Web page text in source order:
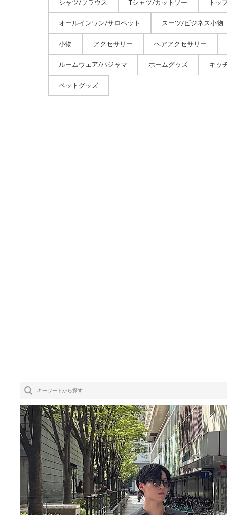
シャツ/ブラウス Tシャツ/カットソー トッ
オールインワン/サロペット スーツ/ビジネス小物
小物 アクセサリー ヘアアクセサリー
ルームウェア/パジャマ ホームグッズ キッ
ペットグッズ